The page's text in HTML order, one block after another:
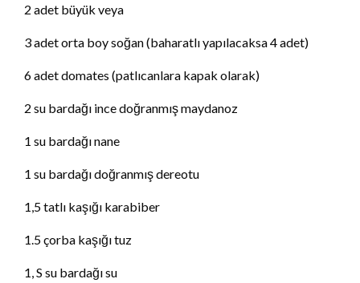
2 adet büyük veya
3 adet orta boy soğan (baharatlı yapılacaksa 4 adet)
6 adet domates (patlıcanlara kapak olarak)
2 su bardağı ince doğranmış maydanoz
1 su bardağı nane
1 su bardağı doğranmış dereotu
1,5 tatlı kaşığı karabiber
1.5 çorba kaşığı tuz
1, S su bardağı su